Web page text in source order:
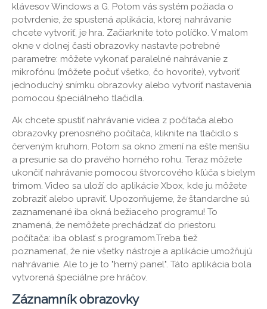
klávesov Windows a G. Potom vás systém požiada o
potvrdenie, že spustená aplikácia, ktorej nahrávanie
chcete vytvoriť, je hra. Začiarknite toto políčko. V malom
okne v dolnej časti obrazovky nastavte potrebné
parametre: môžete vykonať paralelné nahrávanie z
mikrofónu (môžete počuť všetko, čo hovoríte), vytvoriť
jednoduchý snímku obrazovky alebo vytvoriť nastavenia
pomocou špeciálneho tlačidla.
Ak chcete spustiť nahrávanie videa z počítača alebo
obrazovky prenosného počítača, kliknite na tlačidlo s
červeným kruhom. Potom sa okno zmení na ešte menšiu
a presunie sa do pravého horného rohu. Teraz môžete
ukončiť nahrávanie pomocou štvorcového kľúča s bielym
trimom. Video sa uloží do aplikácie Xbox, kde ju môžete
zobraziť alebo upraviť. Upozorňujeme, že štandardne sú
zaznamenané iba okná bežiaceho programu! To
znamená, že nemôžete prechádzať do priestoru
počítača: iba oblasť s programom.Treba tiež
poznamenať, že nie všetky nástroje a aplikácie umožňujú
nahrávanie. Ale to je to "herný panel". Táto aplikácia bola
vytvorená špeciálne pre hráčov.
Záznamník obrazovky